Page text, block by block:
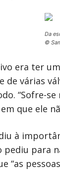
Da
©
era ter
de várias
“Sofre-
que ele
à
pediu para
“as